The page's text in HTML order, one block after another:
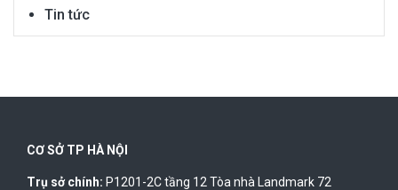
Tin tức
CƠ SỞ TP HÀ NỘI
Trụ sở chính: P1201-2C tầng 12 Tòa nhà Landmark 72